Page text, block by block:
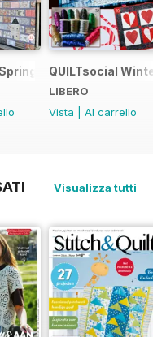
2015
QUILTsocial
LIBERO
Vista
Al carrello
Visualizza tutti